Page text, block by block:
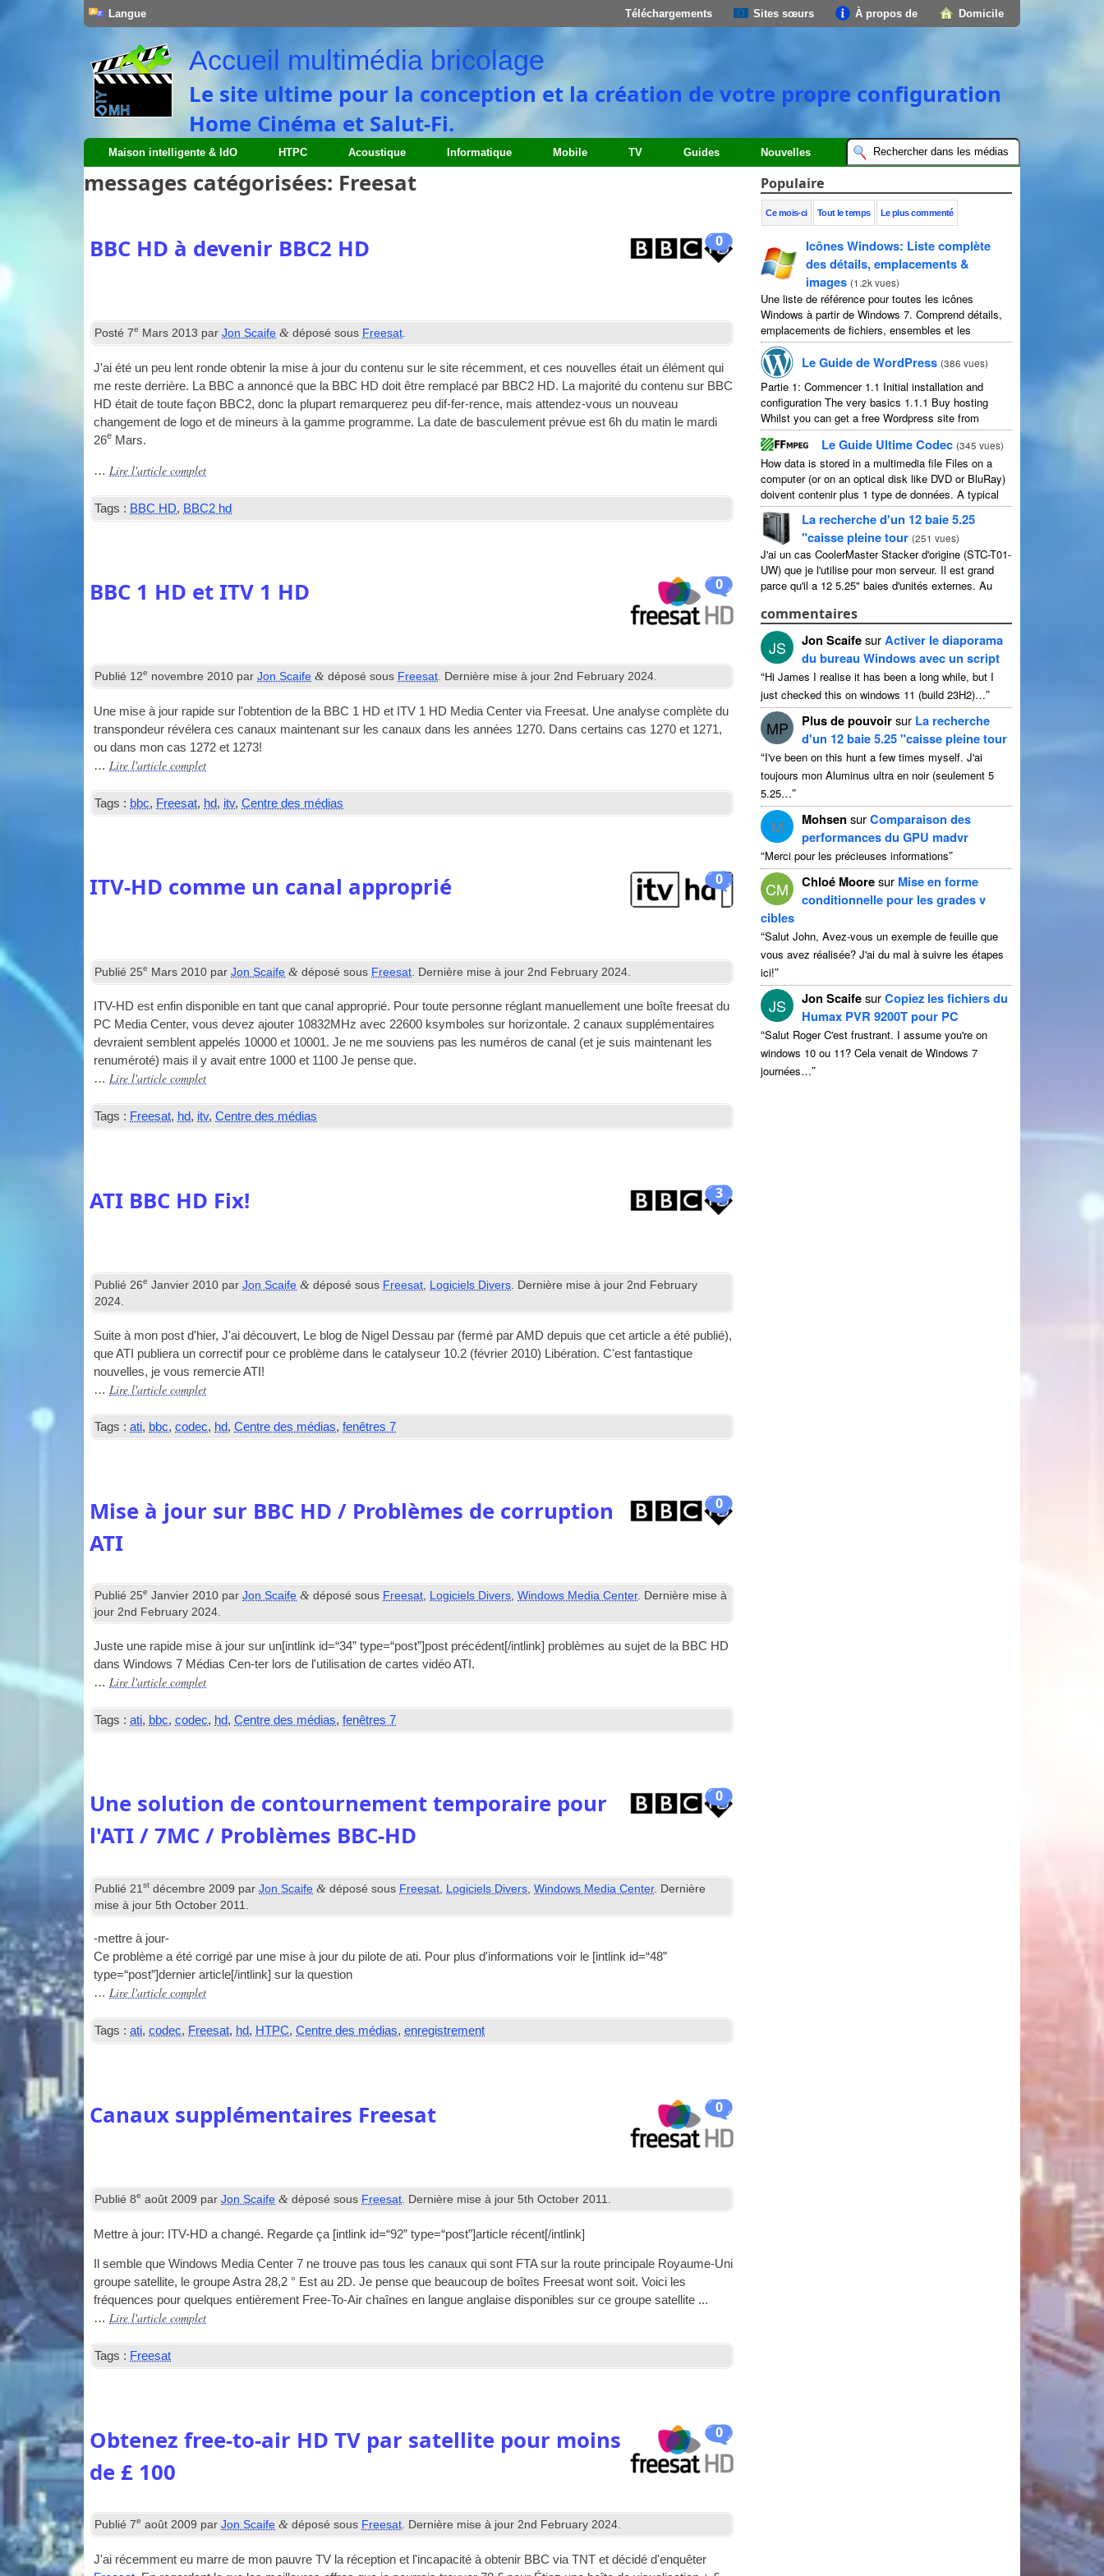
Domicile
À propos de
Sites sœurs
Téléchargements
Langue
Accueil multimédia bricolage
Le site ultime pour la conception et la création de votre propre configuration
Home Cinéma et Salut-Fi.
Maison intelligente & IdO HTPC Acoustique Informatique Mobile TV Guides Nouvelles
messages catégorisées: Freesat
0
BBC HD à devenir BBC2 HD
Posté7e Mars 2013 parJon Scaife & déposé sous Freesat.
J'ai été un peu lent ronde obtenir la mise à jour du contenu sur le site récemment, et ces nouvelles était un élément qui
me reste derrière. La BBC a annoncé que la BBC HD doit être remplacé par BBC2 HD. La majorité du contenu sur BBC
HD était de toute façon BBC2, donc la plupart remarquerez peu dif-fer-rence, mais attendez-vous un nouveau
changement de logo et de mineurs à la gamme programme. La date de basculement prévue est 6h du matin le mardi
26e Mars.
… Lire l'article complet
Tags : BBC HD, BBC2 hd
0
BBC 1 HD et ITV 1 HD
Publié 12e novembre 2010 parJon Scaife & déposé sous Freesat. Dernière mise à jour2nd February 2024.
Une mise à jour rapide sur l'obtention de la BBC 1 HD et ITV 1 HD Media Center via Freesat. Une analyse complète du
transpondeur révélera ces canaux maintenant sur les canaux dans les années 1270. Dans certains cas 1270 et 1271,
ou dans mon cas 1272 et 1273!
…Lire l'article complet
Tags : bbc, Freesat, hd, itv,Centre des médias
0
ITV-HD comme un canal approprié
Publié 25e Mars 2010 parJon Scaife & déposé sous Freesat . Dernière mise à jour 2nd February 2024
ITV-HD est enfin disponible en tant que canal approprié. Pour toute personne réglant manuellement une boîte freesat du
PC Media Center, vous devez ajouter 10832MHz avec 22600 ksymboles sur horizontale. 2 canaux supplémentaires
devraient semblent appelés 10000 et 10001. Je ne me souviens pas les numéros de canal (et je suis maintenant les
renuméroté) mais il y avait entre 1000 et 1100 Je pense que.
…Lire l'article complet
Tags : Freesat, hd, itv,Centre des médias
3
ATI BBC HD Fix!
Publié 26e Janvier 2010 parJon Scaife & déposé sous Freesat Logiciels Divers . Dernière mise à jour 2nd February
2024
Suite à mon post d'hier, J'ai découvert, Le blog de Nigel Dessau par (fermé par AMD depuis que cet article a été publié),
que ATI publiera un correctif pour ce problème dans le catalyseur 10.2 (février 2010) Libération. C'est fantastique
nouvelles, je vous remercie ATI!
… Lire l'article complet
Tags : ati, bbc,codec, hd,Centre des médias,fenêtres 7
0
Mise à jour sur BBC HD / Problèmes de corruption
ATI
Publié25e Janvier 2010 parJon Scaife & déposé sous Freesat, Logiciels Divers,Windows Media Center. Dernière mise à
jour2nd February 2024.
Juste une rapide mise à jour sur un[int­link id=“34” type=“post”]post précédent[/intlink] problèmes au sujet de la BBC HD
dans Windows 7 Médias Cen-ter lors de l'utilisation de cartes vidéo ATI.
… Lire l'article complet
Tags : ati, bbc,codec, hd,Centre des médias,fenêtres 7
0
Une solution de contournement temporaire pour
l'ATI / 7MC / Problèmes BBC-HD
Publié 21st décembre 2009 parJon Scaife & déposé sous Freesat Logiciels Divers ,Windows Media Center. Dernière
mise à jour5th October 2011
-mettre à jour-
Ce problème a été corrigé par une mise à jour du pilote de ati. Pour plus d'informations voir le [int­link id=“48”
type=“post”]dernier article[/intlink] sur la question
…Lire l'article complet
Tags : ati,codec, Freesat, hd, HTPC,Centre des médias,enregistrement
0
Canaux supplémentaires Freesat
Publié8e août 2009 parJon Scaife & déposé sous Freesat . Dernière mise à jour5th October 2011
Mettre à jour: ITV-HD a changé. Regarde ça [int­link id=“92” type=“post”]article récent[/intlink]
Il semble que Windows Media Center 7 ne trouve pas tous les canaux qui sont FTAsur la route principale Royaume-Uni
groupe satellite, le groupe Astra 28,2 ° Est au 2D. Je pense que beaucoup de boîtes Freesat wont soit. Voici les
fréquences pour quelques entièrement Free-To-Air chaînes en langue anglaise disponibles sur ce groupe satellite ...
…Lire l'article complet
Tags : Freesat
0
Obtenez free-to-air HD TV par satellite pour moins
de £ 100
Publié7e août 2009 parJon Scaife & déposé sous Freesat . Dernière mise à jour 2nd February 2024
J'ai récemment eu marre de mon pauvreTV la réception et l'incapacité à obtenir BBC via TNT et décidé d'enquêter
Populaire
Ce mois-ci Tout le temps Le plus commenté
Icônes Windows: Liste complète
des détails, emplacements &
images (1.2k vues)
Une liste de référence pour toutes les icônes
Windows à partir de Windows 7. Comprend détails,
emplacements de fichiers, ensembles et les
instructions d'image complets.
Le Guide de WordPress (386 vues)
Partie 1: Commencer 1.1 Initial installation and
configuration The very basics 1.1.1 Buy hosting
Whilst you can get a free Wordpress site from
wordpress.com,you lose some control and you
have to serve their...
Le Guide Ultime Codec (345 vues)
How data is stored in a multimedia file Files on a
computer(or on an optical disk like DVD or BluRay)
doivent contenir plus 1 type de données.A typical
movie will include...
La recherche d'un 12 baie 5.25
"caisse pleine tour (251 vues)
J'ai un cas CoolerMaster Stacker d'origine (STC-T01-
UW) que je l'utilise pour mon serveur. Il est grand
parce qu'il a 12 5.25" baies d'unités externes. Au
commentaires
JS Jon ScaifesurActiver le diaporama
du bureau Windows avec un script
“Hi James I realise it has been a long while,but I
just checked this on windows 11 (build 23H2)…”
MP Plus de pouvoirsur La recherche
d'un 12 baie 5.25 "caisse pleine tour
“I've been on this hunt a few times myself. J'ai
toujours mon Aluminus ultra en noir (seulement 5
5.25…”
M Mohsen surComparaison des
performances du GPU madvr
“Merci pour les précieuses informations”
CM Chloé Mooresur Mise en forme
conditionnelle pour les grades v
cibles
“Salut John, Avez-vous un exemple de feuille que
vous avez réalisée? J'ai du mal à suivre les étapes
ici!”
JS Jon ScaifesurCopiez les fichiers du
Humax PVR 9200T pour PC
“Salut Roger C'est frustrant. I assume you're on
windows 10 ou 11? Cela venait de Windows 7
journées…”